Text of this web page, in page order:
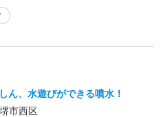
ん、水遊びができる噴水！
市西区